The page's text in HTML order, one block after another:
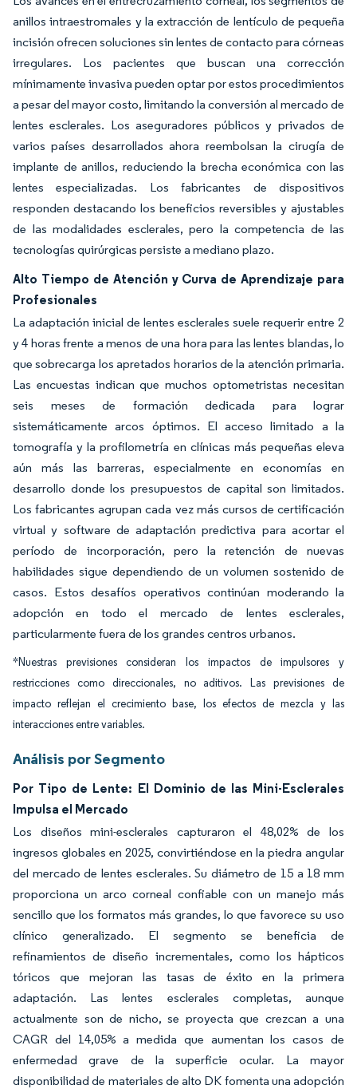
anillos intraestromales y la extracción de lentículo de pequeña
incisión ofrecen soluciones sin lentes de contacto para córneas
irregulares. Los pacientes que buscan una corrección
mínimamente invasiva pueden optar por estos procedimientos
a pesar del mayor costo, limitando la conversión al mercado de
lentes esclerales. Los aseguradores públicos y privados de
varios países desarrollados ahora reembolsan la cirugía de
implante de anillos, reduciendo la brecha económica con las
lentes especializadas. Los fabricantes de dispositivos
responden destacando los beneficios reversibles y ajustables
de las modalidades esclerales, pero la competencia de las
tecnologías quirúrgicas persiste a mediano plazo.
Alto Tiempo de Atención y Curva de Aprendizaje para
Profesionales
La adaptación inicial de lentes esclerales suele requerir entre 2
y 4 horas frente a menos de una hora para las lentes blandas, lo
que sobrecarga los apretados horarios de la atención primaria.
Las encuestas indican que muchos optometristas necesitan
seis meses de formación dedicada para lograr
sistemáticamente arcos óptimos. El acceso limitado a la
tomografía y la profilometría en clínicas más pequeñas eleva
aún más las barreras, especialmente en economías en
desarrollo donde los presupuestos de capital son limitados.
Los fabricantes agrupan cada vez más cursos de certificación
virtual y software de adaptación predictiva para acortar el
período de incorporación, pero la retención de nuevas
habilidades sigue dependiendo de un volumen sostenido de
casos. Estos desafíos operativos continúan moderando la
adopción en todo el mercado de lentes esclerales,
particularmente fuera de los grandes centros urbanos.
*Nuestras previsiones consideran los impactos de impulsores y
restricciones como direccionales, no aditivos. Las previsiones de
impacto reflejan el crecimiento base, los efectos de mezcla y las
interacciones entre variables.
Análisis por Segmento
Por Tipo de Lente: El Dominio de las Mini-Esclerales
Impulsa el Mercado
Los diseños mini-esclerales capturaron el 48,02% de los
ingresos globales en 2025, convirtiéndose en la piedra angular
del mercado de lentes esclerales. Su diámetro de 15 a 18 mm
proporciona un arco corneal confiable con un manejo más
sencillo que los formatos más grandes, lo que favorece su uso
clínico generalizado. El segmento se beneficia de
refinamientos de diseño incrementales, como los hápticos
tóricos que mejoran las tasas de éxito en la primera
adaptación. Las lentes esclerales completas, aunque
actualmente son de nicho, se proyecta que crezcan a una
CAGR del 14,05% a medida que aumentan los casos de
enfermedad grave de la superficie ocular. La mayor
disponibilidad de materiales de alto DK fomenta una adopción